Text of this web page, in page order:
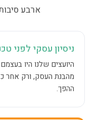
ארבע
ניסיון עסקי לפני
היועצים שלנו היו
מהבנת העסק, ורק אחר
ההפך.